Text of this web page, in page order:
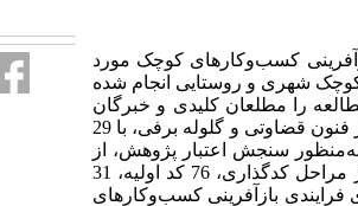
کسب‌وکارهای کوچک مورد
شهری و روستایی انجام شده
را مطلعان کلیدی و خبرگان
فنون
قضاوتی و گلوله برفی، با 29
سنجش اعتبار پژوهش، از
مراحل کدگذاری
، 76 کد اولیه، 31
بازآفرینی کسب‌وکارهای